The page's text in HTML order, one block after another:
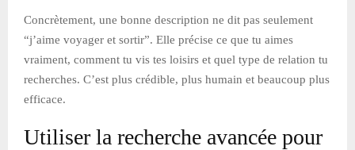
Concrètement, une bonne description ne dit pas seulement
“j’aime voyager et sortir”. Elle précise ce que tu aimes
vraiment, comment tu vis tes loisirs et quel type de relation tu
recherches. C’est plus crédible, plus humain et beaucoup plus
efficace.
Utiliser la recherche avancée pour